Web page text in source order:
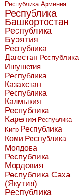
Республика Армения
Республика
Башкортостан
Республика
Бурятия
Республика
Дагестан Республика
Ингушетия
Республика
Казахстан
Республика
Калмыкия
Республика
Карелия Республика
Кипр Республика
Коми Республика
Молдова
Республика
Мордовия
Республика Саха
(Якутия)
Республика